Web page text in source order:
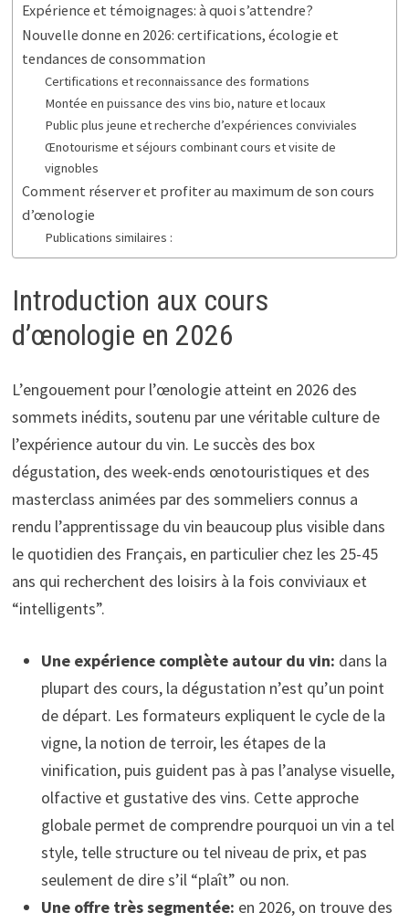
Expérience et témoignages: à quoi s’attendre?
Nouvelle donne en 2026: certifications, écologie et
tendances de consommation
Certifications et reconnaissance des formations
Montée en puissance des vins bio, nature et locaux
Public plus jeune et recherche d’expériences conviviales
Œnotourisme et séjours combinant cours et visite de
vignobles
Comment réserver et profiter au maximum de son cours
d’œnologie
Publications similaires :
Introduction aux cours
d’œnologie en 2026
L’engouement pour l’œnologie atteint en 2026 des
sommets inédits, soutenu par une véritable culture de
l’expérience autour du vin. Le succès des box
dégustation, des week-ends œnotouristiques et des
masterclass animées par des sommeliers connus a
rendu l’apprentissage du vin beaucoup plus visible dans
le quotidien des Français, en particulier chez les 25-45
ans qui recherchent des loisirs à la fois conviviaux et
“intelligents”.
Une expérience complète autour du vin: dans la
plupart des cours, la dégustation n’est qu’un point
de départ. Les formateurs expliquent le cycle de la
vigne, la notion de terroir, les étapes de la
vinification, puis guident pas à pas l’analyse visuelle,
olfactive et gustative des vins. Cette approche
globale permet de comprendre pourquoi un vin a tel
style, telle structure ou tel niveau de prix, et pas
seulement de dire s’il “plaît” ou non.
Une offre très segmentée: en 2026, on trouve des